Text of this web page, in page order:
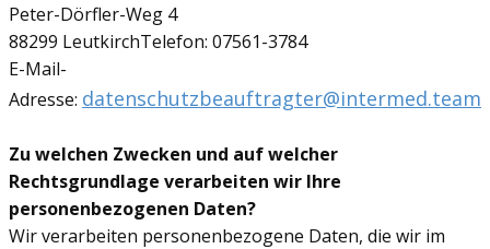
Peter-Dörfler-Weg 4
88299 LeutkirchTelefon: 07561-3784
E-Mail-
Adresse: datenschutzbeauftragter@intermed.team
Zu welchen Zwecken und auf welcher
Rechtsgrundlage verarbeiten wir Ihre
personenbezogenen Daten?
Wir verarbeiten personenbezogene Daten, die wir im